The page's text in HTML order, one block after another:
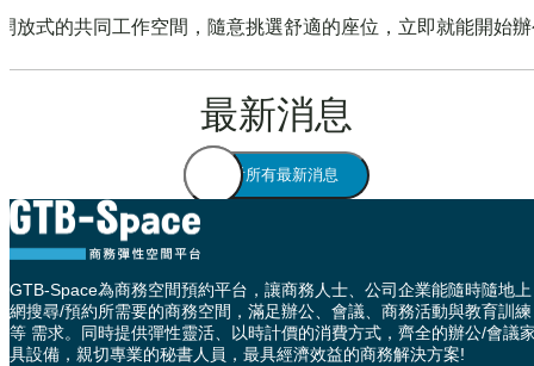
放式的共同工作空間，隨意挑選舒適的座位，立即就能開始
最新消息
查看所有最新消息
GTB-Space為商務空間預約平台，讓商務人士、公司企業能隨時隨地上
網搜尋/預約所需要的商務空間，滿足辦公、會議、商務活動與教育訓練
等 需求。同時提供彈性靈活、以時計價的消費方式，齊全的辦公/會議
具設備，親切專業的秘書人員，最具經濟效益的商務解決方案!